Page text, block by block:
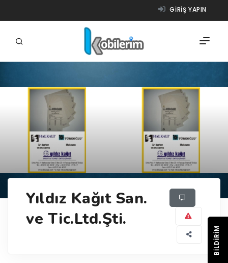
GIRIŞ YAPIN
FIRMALAR
ÜRÜNLER
NASIL ÇALIŞIR?
YARDIM
Yıldız Kağıt San.
ve Tic.Ltd.Şti.
BILDIRIM